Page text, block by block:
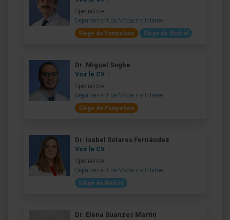
Spécialiste
Département de Médecine Interne
Siège de Pampelune
Siège de Madrid
Dr. Miguel Sogbe
Voir le CV
Spécialiste
Département de Médecine Interne
Siège de Pampelune
Dr. Isabel Solares Fernández
Voir le CV
Spécialiste
Département de Médecine Interne
Siège de Madrid
Dr. Elena Suanzes Martín